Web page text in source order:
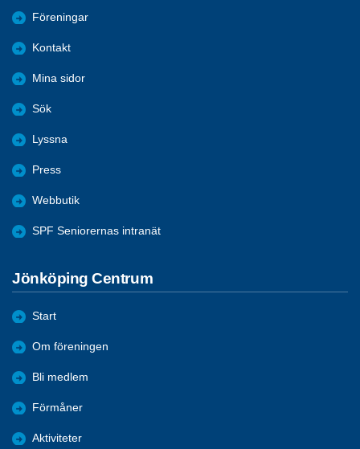
Föreningar
Kontakt
Mina sidor
Sök
Lyssna
Press
Webbutik
SPF Seniorernas intranät
Jönköping Centrum
Start
Om föreningen
Bli medlem
Förmåner
Aktiviteter